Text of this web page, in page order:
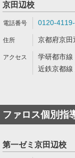
京田辺校
0120-
京都府京
学研都市
近鉄京都
ファロス個別指
第一ゼミ京田辺校